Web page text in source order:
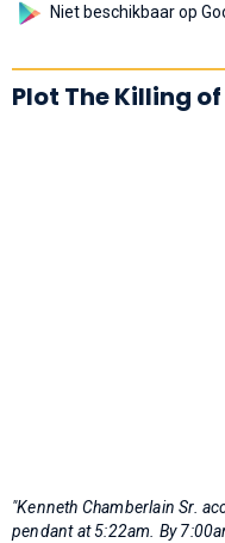
Niet beschikbaar op
Plot The Killing
"Kenneth Chamberlain Sr.
pendant at 5:22am. By